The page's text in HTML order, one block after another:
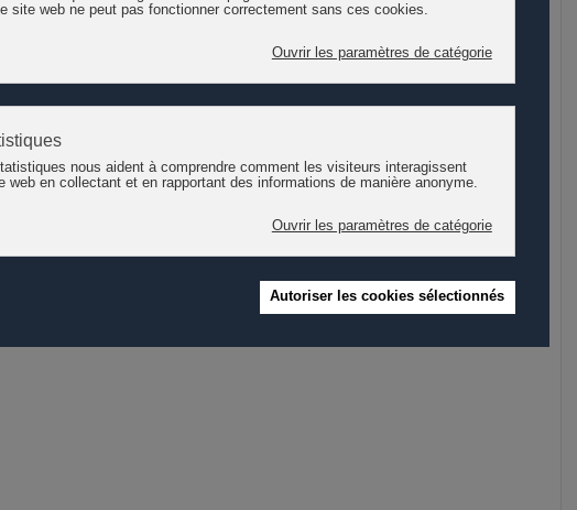
a organisé le 27 septembre 2019 le formum « Langage et
relationnelle entre l'adulte et l'enfant et des interactions positives
: la prise en compte des besoins et du bien-être de l'enfant est à la
sur le site Internet de l'Etat de Genève.